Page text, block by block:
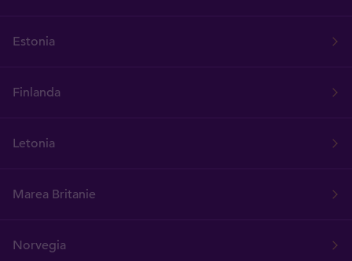
Estonia
Finlanda
Letonia
Marea Britanie
Norvegia